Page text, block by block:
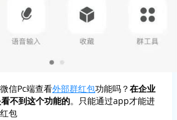
信Pc端查看外部群红包功能吗？在企业
不到这个功能的。只能通过app才能进
包